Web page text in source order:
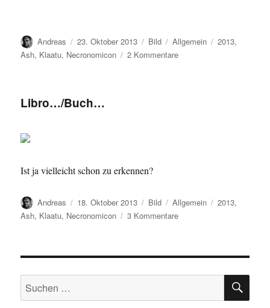
Autor
Andreas
Veröffentlicht
am
23. Oktober 2013 Format
Bild Kategorien
Allgemein Schlagwörter
2013,
Ash, Klaatu, Necronomicon 2 Kommentarezu
Libro…/Buch…
Ist ja vielleicht schon zu erkennen?
Autor
Andreas
Veröffentlicht
am
18. Oktober 2013 Format
Bild Kategorien
Allgemein Schlagwörter
2013,
Ash, Klaatu, Necronomicon 3 Kommentarezu
Suchen
nach: